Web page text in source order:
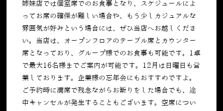
姉妹店では個室席でのお食事となり、スケジュールによ
ってお席の確保が難しい場合や、もう少しカジュアルな
雰囲気が好みという場合には、ぜひ当店へお越しくださ
い。当店は、オープンフロアのテーブル席とカウンター
席となっており、グループ様でのお食事も可能です。1卓
で最大16名様までご案内が可能です。12月は日曜日も営
業しております。企業様の忘年会にもおすすめですよ。
ご予約時に満席で残念ながらお断りをした場合でも、途
中キャンセルが発生することもございます。空席につい